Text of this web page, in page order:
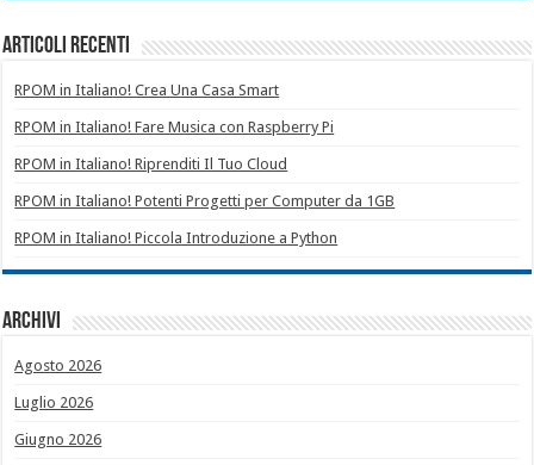
Articoli recenti
RPOM in Italiano! Crea Una Casa Smart
RPOM in Italiano! Fare Musica con Raspberry Pi
RPOM in Italiano! Riprenditi Il Tuo Cloud
RPOM in Italiano! Potenti Progetti per Computer da 1GB
RPOM in Italiano! Piccola Introduzione a Python
Archivi
Agosto 2026
Luglio 2026
Giugno 2026